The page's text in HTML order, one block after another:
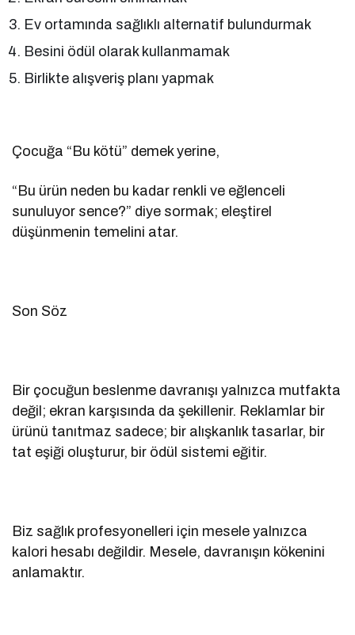
Ev ortamında sağlıklı alternatif bulundurmak
Besini ödül olarak kullanmamak
Birlikte alışveriş planı yapmak
Çocuğa “Bu kötü” demek yerine,
“Bu ürün neden bu kadar renkli ve eğlenceli
sunuluyor sence?” diye sormak; eleştirel
düşünmenin temelini atar.
Son Söz
Bir çocuğun beslenme davranışı yalnızca mutfakta
değil; ekran karşısında da şekillenir. Reklamlar bir
ürünü tanıtmaz sadece; bir alışkanlık tasarlar, bir
tat eşiği oluşturur, bir ödül sistemi eğitir.
Biz sağlık profesyonelleri için mesele yalnızca
kalori hesabı değildir. Mesele, davranışın kökenini
anlamaktır.